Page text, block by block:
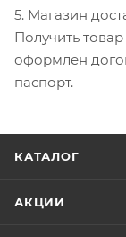
5. Магазин
Получить
оформлен
паспорт.
КАТАЛОГ
АКЦИИ